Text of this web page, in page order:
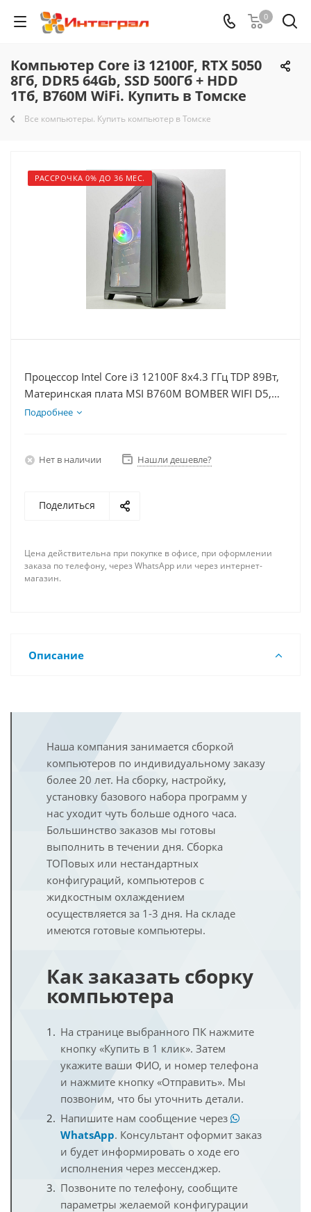
0
Компьютер Core i3 12100F, RTX 5050
8Гб, DDR5 64Gb, SSD 500Гб + HDD
1Тб, B760M WiFi. Купить в Томске
Все компьютеры. Купить компьютер в Томске
РАССРОЧКА 0% ДО 36 МЕС.
Процессор Intel Core i3 12100F 8x4.3 ГГц TDP 89Вт,
Материнская плата MSI B760M BOMBER WIFI D5,
Видеокарта RTX 5050 8Гб, Память DDR5 64Gb,
Подробнее
Нет в наличии Нашли дешевле?
Поделиться
Цена действительна при покупке в офисе, при оформлении
заказа по телефону, через WhatsApp или через интернет-
магазин.
Описание
Наша компания занимается сборкой
компьютеров по индивидуальному заказу
более 20 лет. На сборку, настройку,
установку базового набора программ у
нас уходит чуть больше одного часа.
Большинство заказов мы готовы
выполнить в течении дня. Сборка
ТОПовых или нестандартных
конфигураций, компьютеров с
жидкостным охлаждением
осуществляется за 1-3 дня. На складе
имеются готовые компьютеры.
Как заказать сборку
компьютера
На странице выбранного ПК нажмите
кнопку «Купить в 1 клик». Затем
укажите ваши ФИО, и номер телефона
и нажмите кнопку «Отправить». Мы
позвоним, что бы уточнить детали.
Напишите нам сообщение через
WhatsApp. Консультант оформит заказ
и будет информировать о ходе его
исполнения через мессенджер.
Позвоните по телефону, сообщите
параметры желаемой конфигурации